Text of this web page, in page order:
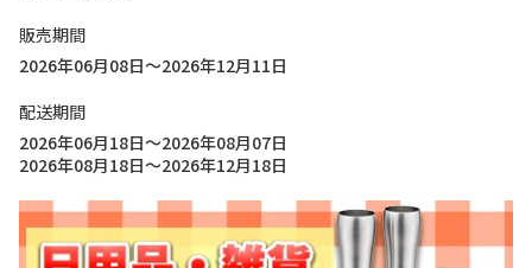
販売期間
2026年06月08日～2026年12月11日
配送期間
2026年06月18日～2026年08月07日
2026年08月18日～2026年12月18日